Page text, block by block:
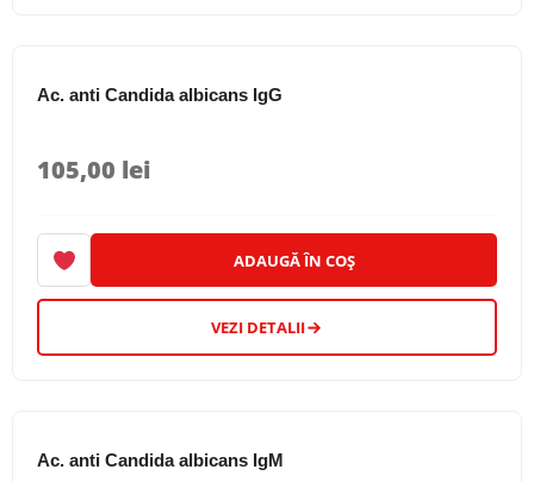
Ac. anti Candida albicans IgG
105,00 lei
ADAUGĂ ÎN COȘ
VEZI DETALII
Ac. anti Candida albicans IgM